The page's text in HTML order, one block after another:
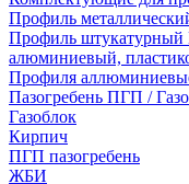
Профиль
Профиль штукатурный
алюминиевый,
Профиля
Пазогребень ПГП /
Газоблок
Кирпич
ПГП пазогребень
ЖБИ